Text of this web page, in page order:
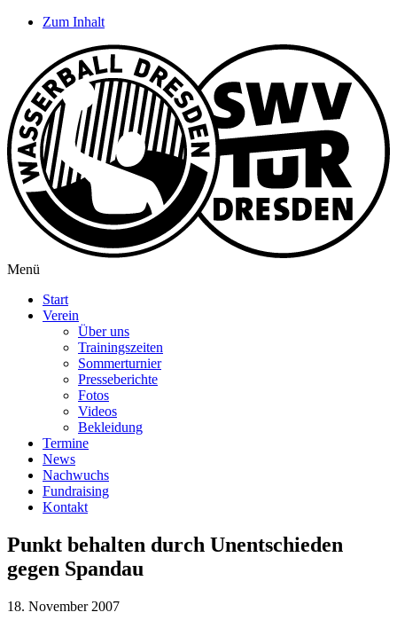
Zum Inhalt
Menü
Start
Verein
Über uns
Trainingszeiten
Sommerturnier
Presseberichte
Fotos
Videos
Bekleidung
Termine
News
Nachwuchs
Fundraising
Kontakt
Punkt behalten durch Unentschieden
gegen Spandau
18. November 2007